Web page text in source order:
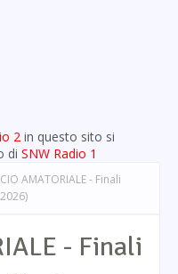
2 in questo sito si
di SNW Radio 1
AMATORIALE - Finali
- Finali